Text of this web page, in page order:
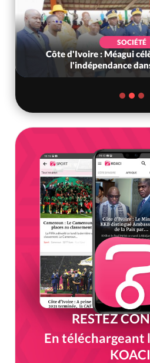
SOCIÉTÉ
Côte d'Ivoire : Méagui
l'indépendance
RESTEZ
En téléchargeant